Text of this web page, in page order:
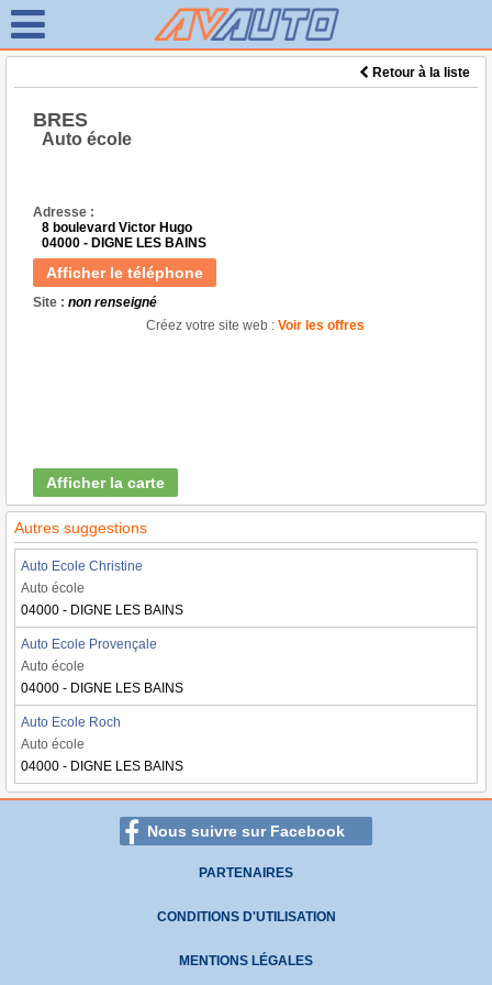
Retour à la liste
BRES
Auto école
Adresse :
8 boulevard Victor Hugo
04000 - DIGNE LES BAINS
Afficher le téléphone
Site : non renseigné
Créez votre site web : Voir les offres
Afficher la carte
Autres suggestions
Auto Ecole Christine
Auto école
04000 - DIGNE LES BAINS
Auto Ecole Provençale
Auto école
04000 - DIGNE LES BAINS
Auto Ecole Roch
Auto école
04000 - DIGNE LES BAINS
Nous suivre sur Facebook
PARTENAIRES
CONDITIONS D'UTILISATION
MENTIONS LÉGALES